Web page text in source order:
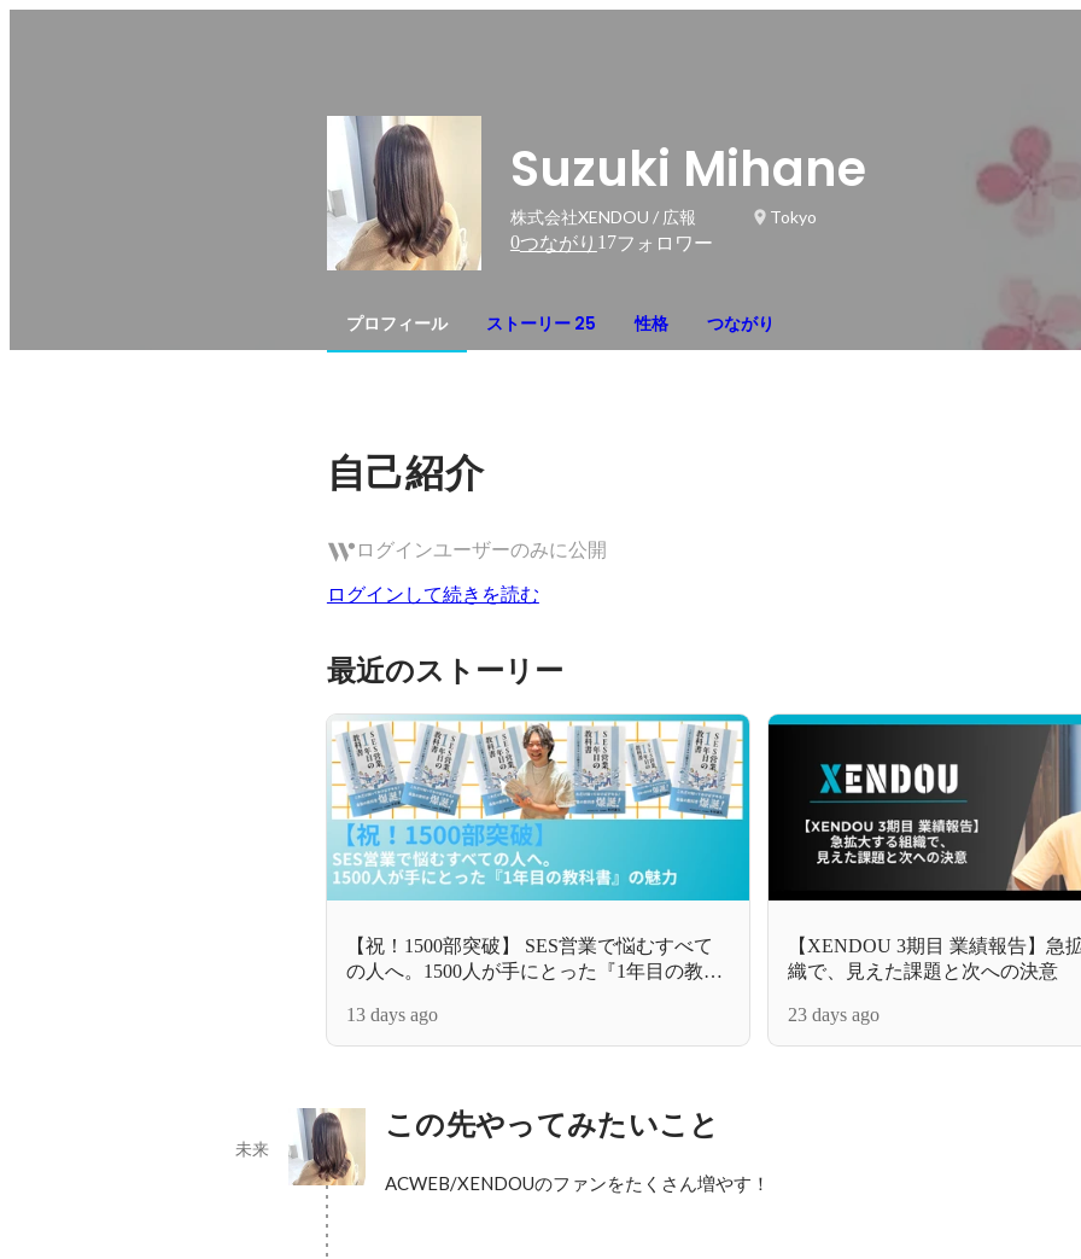
Suzuki Mihane
株式会社XENDOU / 広報
Tokyo
0つながり 17フォロワー
プロフィール ストーリー 25 性格 つながり
自己紹介
ログインユーザーのみに公開
ログインして続きを読む
最近のストーリー
【祝！1500部突破】 SES営業で悩むすべて
の人へ。1500人が手にとった『1年目の教科
13 days ago
【XENDOU 3期目 業績報告】急
織で、見えた課題と次への決意
23 days ago
この先やってみたいこと
未来
ACWEB/XENDOUのファンをたくさん増やす！